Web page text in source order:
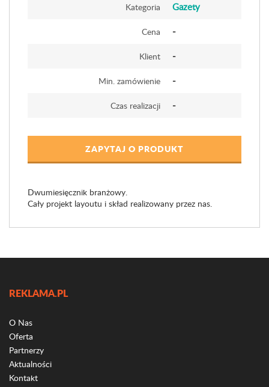
Kategoria Gazety
Cena -
Klient -
Min. zamówienie -
Czas realizacji -
ZAPYTAJ O PRODUKT
Dwumiesięcznik branżowy.
Cały projekt layoutu i skład realizowany przez nas.
REKLAMA.PL
O Nas
Oferta
Partnerzy
Aktualności
Kontakt